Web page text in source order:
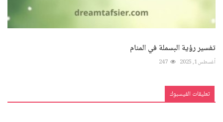
تفسير رؤية البسملة في المنام
أغسطس 1, 2025 247
تعليقات الفيسبوك